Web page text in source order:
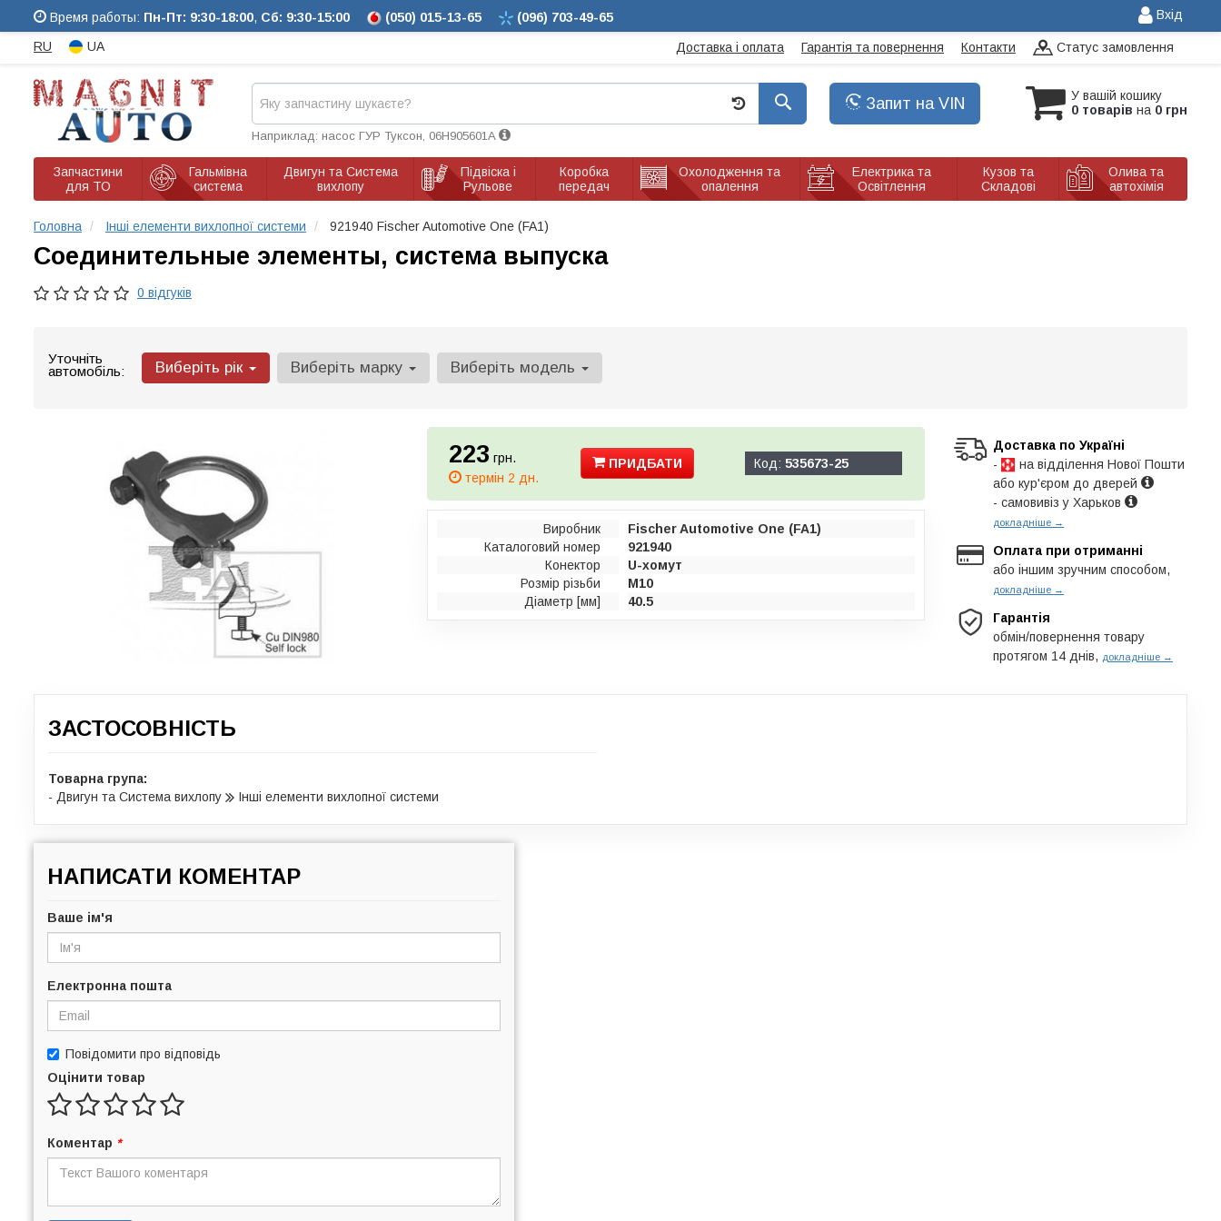
Время работы: Пн-Пт: 9:30-18:00, Сб: 9:30-15:00 (050) 015-13-65 (096) 703-49-65 Вхід
RU UA Доставка і оплата Гарантія та повернення Контакти Статус замовлення
У вашій кошику
0 товарів на 0 грн
Запит на VIN
Наприклад: насос ГУР Туксон, 06H905601A
Запчастини
для ТО
Гальмівна
система
Двигун та Система
вихлопу
Підвіска і
Рульове
Коробка
передач
Охолодження та
опалення
Електрика та
Освітлення
Кузов та
Складові
Олива та
автохімія
Головна Інші елементи вихлопної системи 921940 Fischer Automotive One (FA1)
Соединительные элементы, система выпуска
0 відгуків
Уточніть
автомобіль:
Виберіть рік Виберіть марку Виберіть модель
223 грн.
термін 2 дн.
ПРИДБАТИ Код:535673-25
Виробник
Fischer Automotive One (FA1)
Каталоговий номер
921940
Конектор
U-хомут
Розмір різьби
M10
Діаметр [мм]
40.5
Доставка по Україні
-
на відділення Нової Пошти
або кур'єром до дверей
- самовивіз у Харьков
докладніше →
Оплата при отриманні
або іншим зручним способом,
докладніше →
Гарантія
обмін/повернення товару
протягом 14 днів, докладніше →
ЗАСТОСОВНІСТЬ
Товарна група:
- Двигун та Система вихлопу
Інші елементи вихлопної системи
НАПИСАТИ КОМЕНТАР
Ваше ім'я
Електронна пошта
Повідомити про відповідь
Оцінити товар
Коментар *